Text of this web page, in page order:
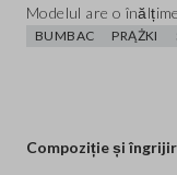
Modelul are o
BUMBAC PRĄŻKI
Compoziție și